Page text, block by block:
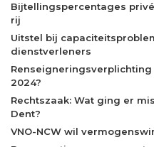
Bijtellingspercentages
rij
Uitstel bij
dienstverleners
2024?
Rechtszaak: Wat ging er
Dent?
VNO-NCW wil